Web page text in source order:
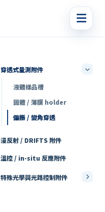
穿透式量測附件
液體樣品槽
固體 / 薄膜 holder
偏振 / 變角穿透
漫反射 / DRIFTS 附件
溫控 / in-situ 反應附件
特殊光學與光路控制附件